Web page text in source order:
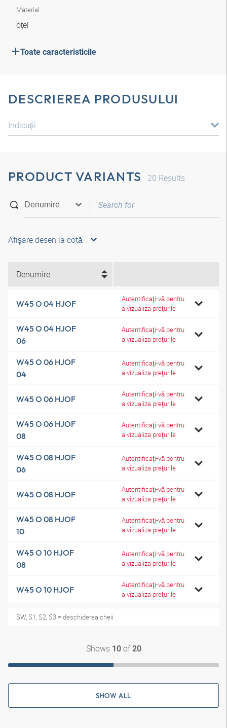
Material
oțel
Toate caracteristicile
DESCRIEREA PRODUSULUI
Indicaţii
PRODUCT VARIANTS 20 Results
Afişare desen la cotă
Denumire
W45 O 04 HJOF
Autentificaţi-vă pentru
a vizualiza preţurile
W45 O 04 HJOF
06
Autentificaţi-vă pentru
a vizualiza preţurile
W45 O 06 HJOF
04
Autentificaţi-vă pentru
a vizualiza preţurile
W45 O 06 HJOF
Autentificaţi-vă pentru
a vizualiza preţurile
W45 O 06 HJOF
08
Autentificaţi-vă pentru
a vizualiza preţurile
W45 O 08 HJOF
06
Autentificaţi-vă pentru
a vizualiza preţurile
W45 O 08 HJOF
Autentificaţi-vă pentru
a vizualiza preţurile
W45 O 08 HJOF
10
Autentificaţi-vă pentru
a vizualiza preţurile
W45 O 10 HJOF
08
Autentificaţi-vă pentru
a vizualiza preţurile
W45 O 10 HJOF
Autentificaţi-vă pentru
a vizualiza preţurile
SW, S1, S2, S3 = deschiderea cheii
Shows 10of20
SHOW ALL